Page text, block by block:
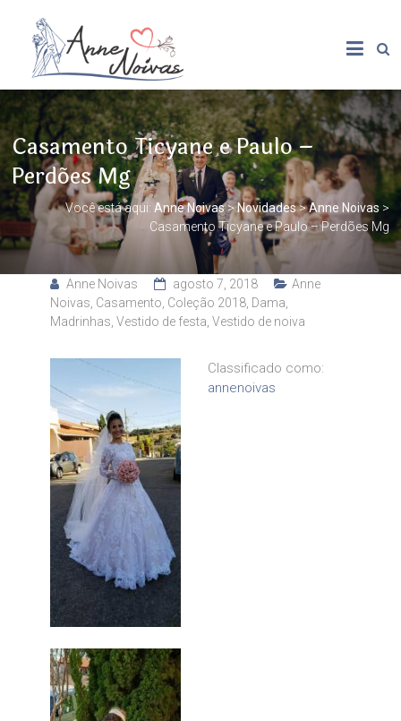
Casamento Ticyane e Paulo –
Perdões Mg
Você está aqui: Anne Noivas>Novidades>Anne Noivas >
Casamento Ticyane e Paulo – Perdões Mg
Anne Noivas agosto 7, 2018
Anne
Noivas Casamento Coleção 2018, Dama
Madrinhas Vestido de festa Vestido de noiva
Classificado como:
annenoivas